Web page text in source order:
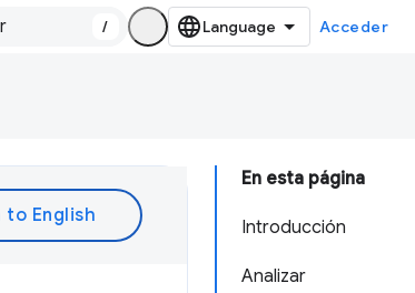
/ Acceder
En esta página
Introducción
Analizar